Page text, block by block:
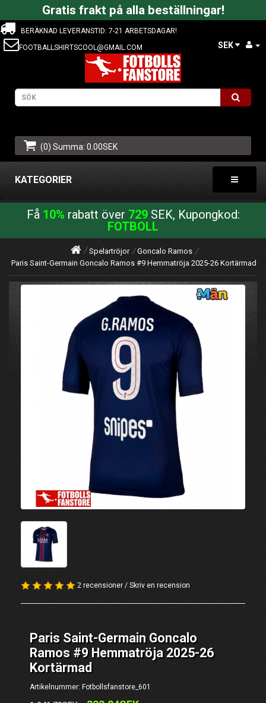
Gratis frakt på alla beställningar!
BERÄKNAD LEVERANSTID: 7-21 ARBETSDAGAR!
FOOTBALLSHIRTSCOOL@GMAIL.COM
SEK
(0) Summa: 0.00SEK
KATEGORIER
Få 10% rabatt över 729SEK, Kupongkod:
FOTBOLL
Spelartröjor
Goncalo Ramos
Paris Saint-Germain Goncalo Ramos #9 Hemmatröja 2025-26 Kortärmad
2 recensioner / Skriv en recension
Paris Saint-Germain Goncalo
Ramos #9 Hemmatröja 2025-26
Kortärmad
Artikelnummer: Fotbollsfanstore_601